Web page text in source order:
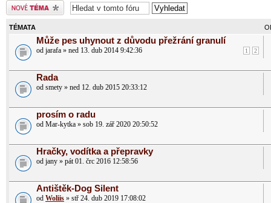
Odeslat nové téma
TÉMATA
Může pes uhynout z důvodu přežrání granulí
1 2
od jarafa » ned 13. dub 2014 9:42:36
Rada
od smety » ned 12. dub 2015 20:33:12
prosím o radu
od Mar-kytka » sob 19. zář 2020 20:50:52
Hračky, vodítka a přepravky
od jany » pát 01. črc 2016 12:58:56
Antištěk-Dog Silent
od Woliis » stř 24. dub 2019 17:08:02